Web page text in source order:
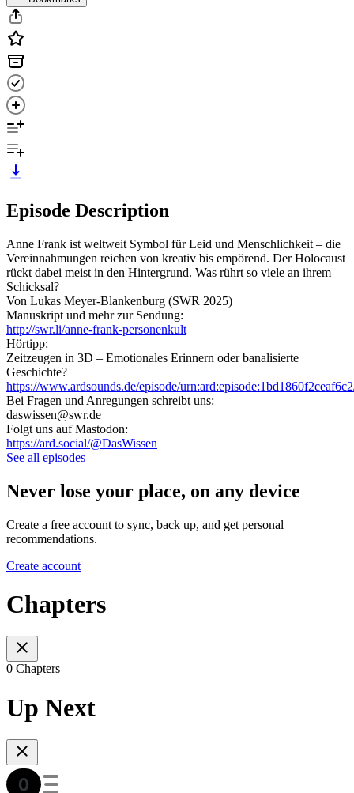
Episode Description
Anne Frank ist weltweit Symbol für Leid und Menschlichkeit – die
Vereinnahmungen reichen von kreativ bis empörend. Der Holocaust
rückt dabei meist in den Hintergrund. Was rührt so viele an ihrem
Schicksal?
Von Lukas Meyer-Blankenburg (SWR 2025)
Manuskript und mehr zur Sendung:
http://swr.li/anne-frank-personenkult
Hörtipp:
Zeitzeugen in 3D – Emotionales Erinnern oder banalisierte
Geschichte?
https://www.ardsounds.de/episode/
Bei Fragen und Anregungen schreibt uns:
daswissen@swr.de
Folgt uns auf Mastodon:
https://ard.social/@DasWissen
See all episodes
Never lose your place, on any device
Create a free account to sync, back up, and get personal
recommendations.
Create account
Chapters
0 Chapters
Up Next